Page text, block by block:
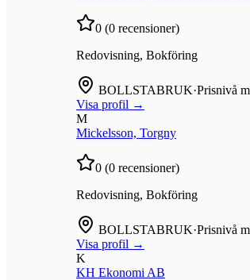
0 (0 recensioner)
Redovisning, Bokföring
BOLLSTABRUK·Prisnivå
Visa profil →
M
Mickelsson, Torgny
0 (0 recensioner)
Redovisning, Bokföring
BOLLSTABRUK·Prisnivå
Visa profil →
K
KH Ekonomi AB